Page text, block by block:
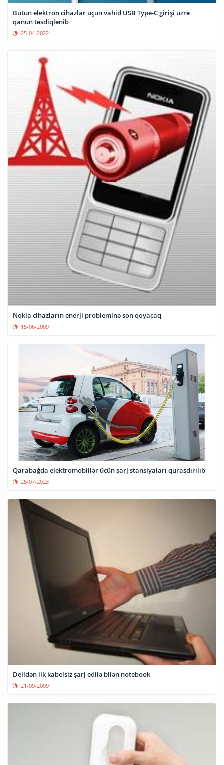
Bütün elektron cihazlar üçün vahid USB Type-C girişi üzrə
qanun təsdiqlənib
25-04-2022
Nokia cihazların enerji probleminə son qoyacaq
15-06-2009
Qarabağda elektromobillər üçün şarj stansiyaları quraşdırılıb
25-07-2023
Delldən ilk kabelsiz şarj edilə bilən notebook
21-09-2009